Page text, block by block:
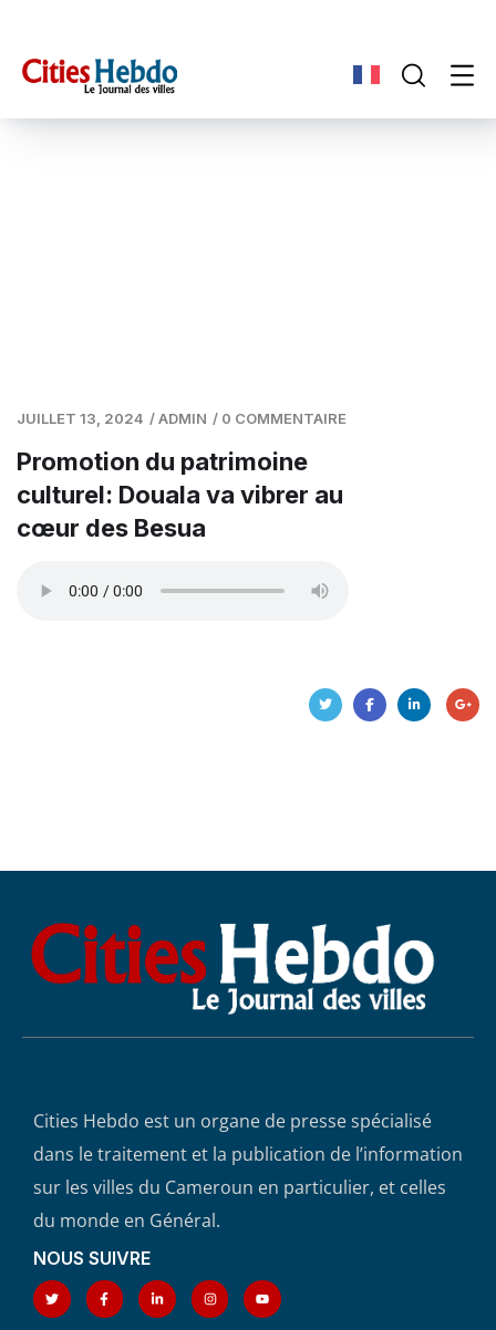
JUILLET 13, 2024 /ADMIN / 0 COMMENTAIRE
Promotion du patrimoine
culturel: Douala va vibrer au
cœur des Besua
Cities Hebdo est un organe de presse spécialisé
dans le traitement et la publication de l’information
sur les villes du Cameroun en particulier, et celles
du monde en Général.
NOUS SUIVRE